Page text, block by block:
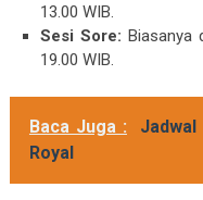
13.00 WIB.
Sesi Sore: Biasanya
19.00 WIB.
Baca Juga :
Jadwal
Royal